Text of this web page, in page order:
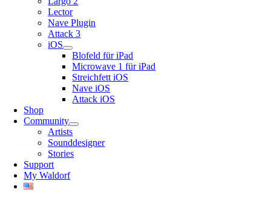
Lector
Nave Plugin
Attack 3
iOS
Blofeld für iPad
Microwave 1 für iPad
Streichfett iOS
Nave iOS
Attack iOS
Shop
Community
Artists
Sounddesigner
Stories
Support
My Waldorf